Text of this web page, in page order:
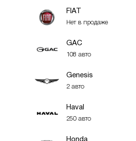
FIAT
Нет в продаже
GAC
108 авто
Genesis
2 авто
Haval
250 авто